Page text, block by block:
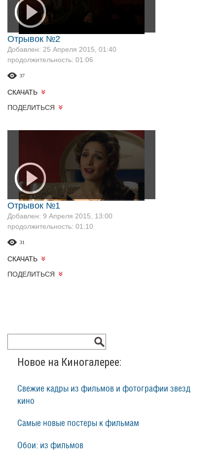
Отрывок №2
Добавлен: 25 Апреля 2015, 01:40
продолжительность: 01:06
37
СКАЧАТЬ
ПОДЕЛИТЬСЯ
Отрывок №1
Добавлен: 9 Апреля 2015, 13:00
продолжительность: 01:10
31
СКАЧАТЬ
ПОДЕЛИТЬСЯ
Новое на Киногалерее:
Свежие кадры из фильмов и фотографии звезд
кино
Самые новые постеры к фильмам
Обои: из фильмов